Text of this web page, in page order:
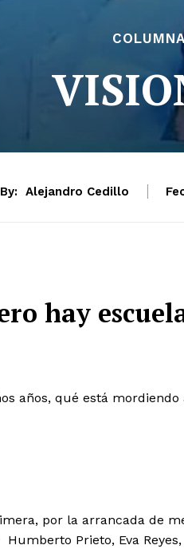
By: Alejandro Cedillo
hay
años, qué está mordiendo
por la arrancada de
Prieto, Eva